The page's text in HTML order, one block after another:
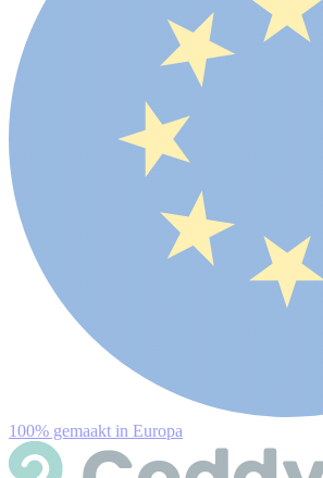
100% gemaakt in Europa